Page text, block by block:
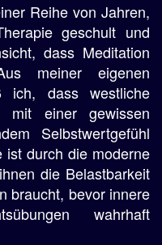
Reihe von Jahren,
geschult und
dass Meditation
meiner eigenen
ich, dass westliche
mit einer gewissen
Selbstwertgefühl
ist durch die moderne
die Belastbarkeit
braucht, bevor innere
wahrhaft